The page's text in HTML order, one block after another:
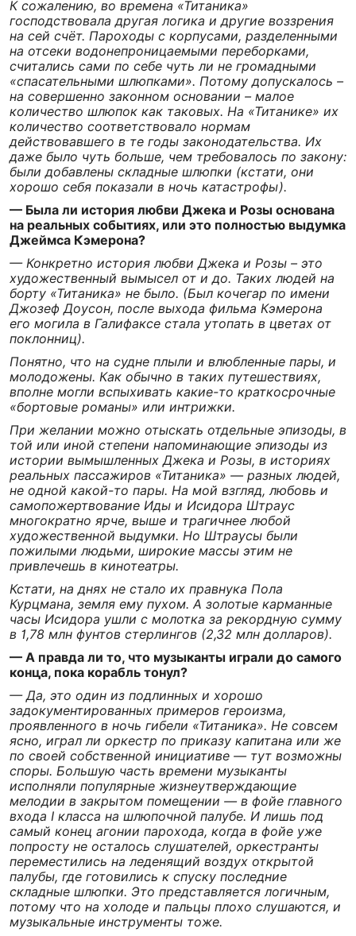
К сожалению, во времена «Титаника»
господствовала другая логика и другие воззрения
на сей счёт. Пароходы с корпусами, разделенными
на отсеки водонепроницаемыми переборками,
считались сами по себе чуть ли не громадными
«спасательными шлюпками». Потому допускалось –
на совершенно законном основании – малое
количество шлюпок как таковых. На «Титанике» их
количество соответствовало нормам
действовавшего в те годы законодательства. Их
даже было чуть больше, чем требовалось по закону:
были добавлены складные шлюпки (кстати, они
хорошо себя показали в ночь катастрофы).
— Была ли история любви Джека и Розы основана
на реальных событиях, или это полностью выдумка
Джеймса Кэмерона?
— Конкретно история любви Джека и Розы – это
художественный вымысел от и до. Таких людей на
борту «Титаника» не было. (Был кочегар по имени
Джозеф Доусон, после выхода фильма Кэмерона
его могила в Галифаксе стала утопать в цветах от
поклонниц).
Понятно, что на судне плыли и влюбленные пары, и
молодожены. Как обычно в таких путешествиях,
вполне могли вспыхивать какие-то краткосрочные
«бортовые романы» или интрижки.
При желании можно отыскать отдельные эпизоды, в
той или иной степени напоминающие эпизоды из
истории вымышленных Джека и Розы, в историях
реальных пассажиров «Титаника» — разных людей,
не одной какой-то пары. На мой взгляд, любовь и
самопожертвование Иды и Исидора Штраус
многократно ярче, выше и трагичнее любой
художественной выдумки. Но Штраусы были
пожилыми людьми, широкие массы этим не
привлечешь в кинотеатры.
Кстати, на днях не стало их правнука Пола
Курцмана, земля ему пухом. А золотые карманные
часы Исидора ушли с молотка за рекордную сумму
в 1,78 млн фунтов стерлингов (2,32 млн долларов).
— А правда ли то, что музыканты играли до самого
конца, пока корабль тонул?
— Да, это один из подлинных и хорошо
задокументированных примеров героизма,
проявленного в ночь гибели «Титаника». Не совсем
ясно, играл ли оркестр по приказу капитана или же
по своей собственной инициативе — тут возможны
споры. Большую часть времени музыканты
исполняли популярные жизнеутверждающие
мелодии в закрытом помещении — в фойе главного
входа I класса на шлюпочной палубе. И лишь под
самый конец агонии парохода, когда в фойе уже
попросту не осталось слушателей, оркестранты
переместились на леденящий воздух открытой
палубы, где готовились к спуску последние
складные шлюпки. Это представляется логичным,
потому что на холоде и пальцы плохо слушаются, и
музыкальные инструменты тоже.